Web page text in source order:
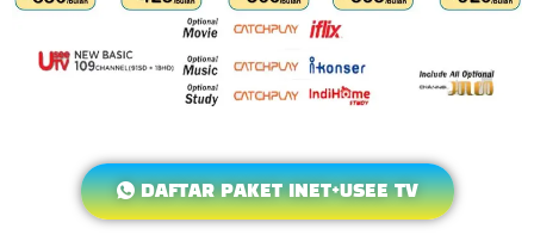
DAFTAR PAKET INET+USEE TV